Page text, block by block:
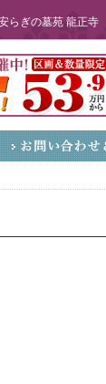
らぎの墓苑 龍正寺